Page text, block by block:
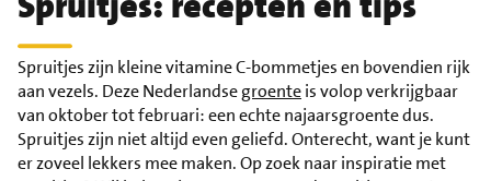
Spruitjes zijn kleine vitamine C-bommetjes en bovendien rijk
aan vezels. Deze Nederlandsegroenteis volop verkrijgbaar
van oktober tot februari: een echte najaarsgroente dus.
Spruitjes zijn niet altijd even geliefd. Onterecht, want je kunt
er zoveel lekkers mee maken. Op zoek naar inspiratie met